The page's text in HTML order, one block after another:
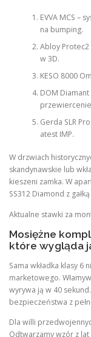
EVVA MCS –
na bumping.
Abloy
w 3D.
KESO 8000
DOM
Gerda SLR
atest IMP.
W drzwiach
skandynawskie lub
kieszeni zamka. W
SS312 Diamond z
Aktualne stawki za
Mosiężne
które wygląda
Sama wkładka klasy 6
marketowego.
wyrywa ją w 40
bezpieczeństwa z
Dla willi
Odtwarzamy wzór z